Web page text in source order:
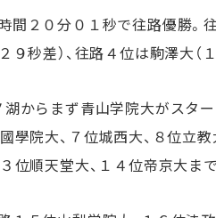
間２０分０１秒で往路優勝。
秒差）、往路４位は駒澤大（
からまず青山学院大がスタ
學院大、７位城西大、８位立
位順天堂大、１４位帝京大ま